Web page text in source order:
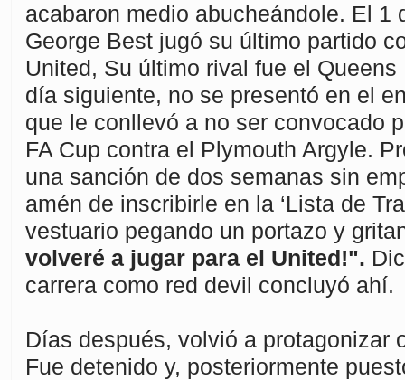
acabaron medio abucheándole. El 1
George Best jugó su último partido
United, Su último rival fue el
día siguiente, no se presentó en el
que le conllevó a no ser convocado
FA Cup contra el Plymouth Argyle.
una sanción de dos semanas sin
amén de inscribirle en la ‘Lista de
vestuario pegando un portazo y
volveré a jugar para el United!".
carrera como red devil concluyó ahí.
Días después, volvió a protagonizar
Fue detenido y, posteriormente